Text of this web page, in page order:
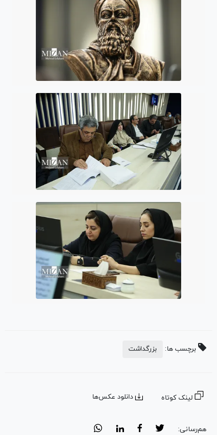
برچسب ها: بزرگداشت
لینک کوتاه دانلود عکس‌ها
هم‌رسانی: